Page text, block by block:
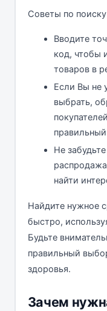
Советы по
Вводите
код, чтобы
товаров в
Если Вы не
выбрать,
Не
найти
Найдите нужное
быстро,
Будьте
правильный
здоровья.
Зачем